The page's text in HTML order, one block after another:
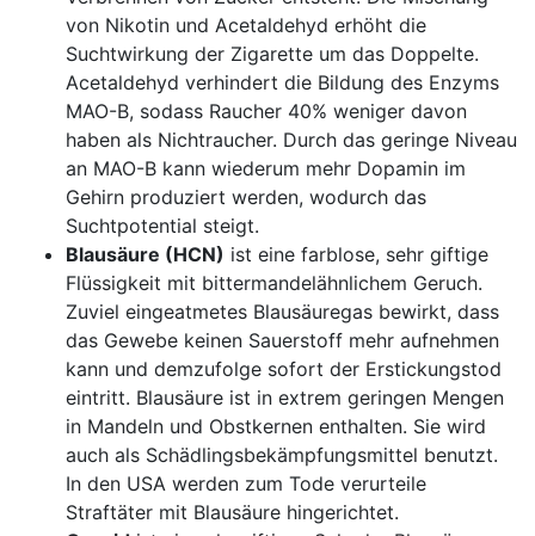
von Nikotin und Acetaldehyd erhöht die
Suchtwirkung der Zigarette um das Doppelte.
Acetaldehyd verhindert die Bildung des Enzyms
MAO-B, sodass Raucher 40% weniger davon
haben als Nichtraucher. Durch das geringe Niveau
an MAO-B kann wiederum mehr Dopamin im
Gehirn produziert werden, wodurch das
Suchtpotential steigt.
Blausäure (HCN) ist eine farblose, sehr giftige
Flüssigkeit mit bittermandelähnlichem Geruch.
Zuviel eingeatmetes Blausäuregas bewirkt, dass
das Gewebe keinen Sauerstoff mehr aufnehmen
kann und demzufolge sofort der Erstickungstod
eintritt. Blausäure ist in extrem geringen Mengen
in Mandeln und Obstkernen enthalten. Sie wird
auch als Schädlingsbekämpfungsmittel benutzt.
In den USA werden zum Tode verurteile
Straftäter mit Blausäure hingerichtet.